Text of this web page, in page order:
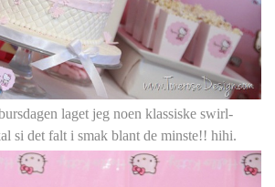
laget jeg noen klassiske swirl-
si det falt i smak blant de minste!! hihi.